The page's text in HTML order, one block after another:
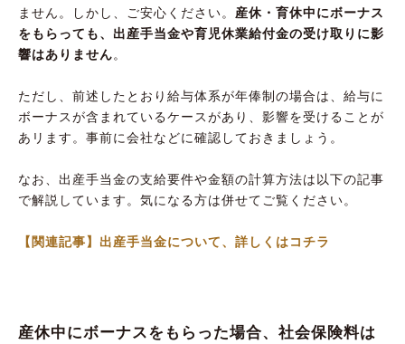
ません。しかし、ご安心ください。 産休・育休中にボーナス
をもらっても、 出産手当金や育児休業給付金の受け取りに影
響はありません。
ただし、前述したとおり給与体系が年俸制の場合は、給与に
ボーナスが含まれているケースがあり、影響を受けることが
あリます。事前に会社などに確認しておきましょう。
なお、出産手当金の支給要件や金額の計算方法は以下の記事
で解説しています。気になる方は併せてご覧ください。
【関連記事】出産手当金について、詳しくはコチラ
産休中にボーナスをもらった場合、社会保険料は